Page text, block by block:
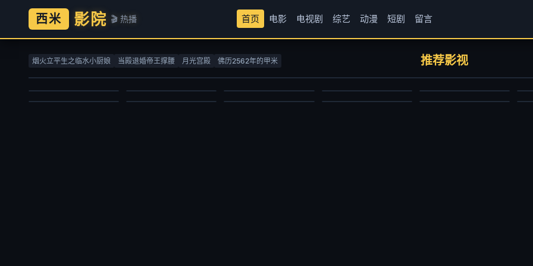
西米 影院 🎬 热播 首页 电影 电视剧 综艺 动漫 短剧 留言
烟火立平生之临水小厨娘 当殿退婚帝王撑腰 月光宫殿 佛历2562年的甲米 推荐影视
螺丝钉第一季
洪海天,海帆,黄雷,罗玉婷,刘以嘉
欧美动漫
2010/俄罗斯
2025-03-09
赴山海
国产剧
2025/中国大陆
2025-09-27
七十二家房客第三部
国产剧
2008/大陆
2025-11-24
牧神记
2024/大陆
2026-06-29
仙逆
国产动漫
2023/中国大陆
2026-06-29
杨紫,胡歌,李光洁,张哲华,梅婷,袁弘,杨烁,周游,金巴,冯兵,更旦,苏鑫,宋楚炎,周放,周思羽,索朗旺姆,尕玛文加,才丁扎西
国产剧
2026/大陆
赵乾景,谢莹,宋国庆,黄进则,张若瑜
国产动漫
2020/大陆
动作片
2007/美国
国产剧
2025/大陆
闪耀的恒星
大陆综艺
2024/大陆
国